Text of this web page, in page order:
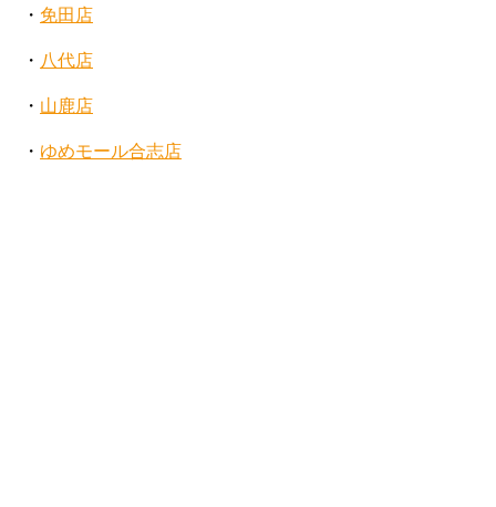
・ 免田店
・ 八代店
・ 山鹿店
・ ゆめモール合志店